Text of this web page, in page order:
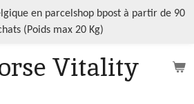
Vitality
en parcelshop bpost à partir de 90
(Poids max 20 Kg)